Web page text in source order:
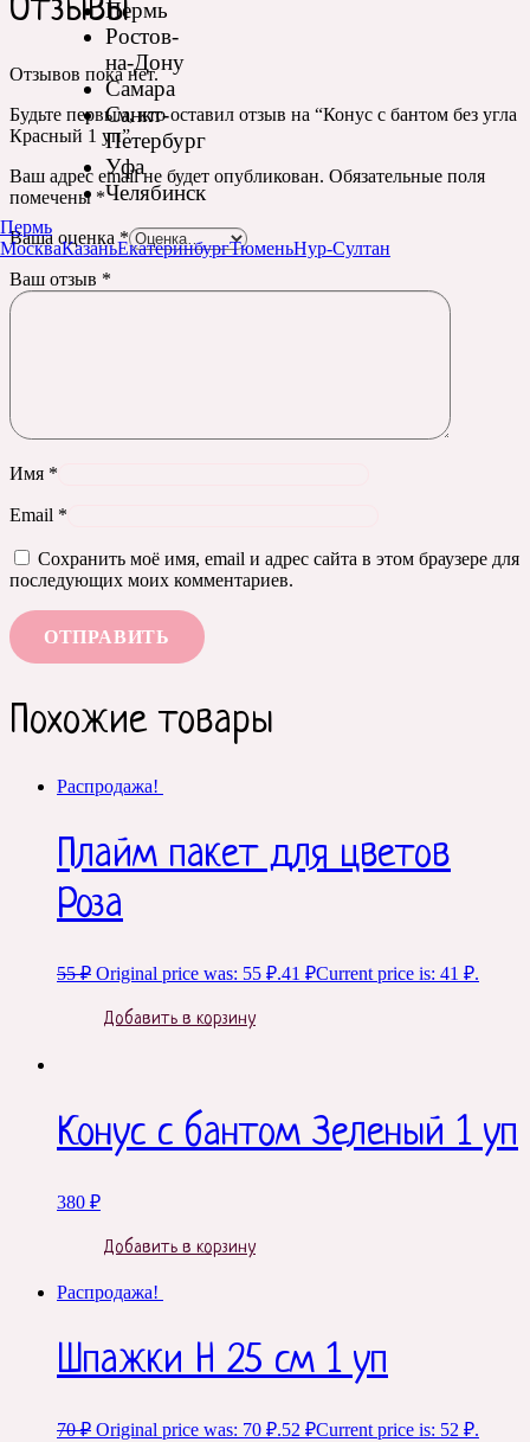
Пермь
Ростов-
на-Дону
Самара
Санкт-
Петербург
Уфа
Челябинск
Пермь
МоскваКазаньЕкатеринбургТюменьНур-Султан
Отзывы
Отзывов пока нет.
Будьте первым, кто оставил отзыв на “Конус с бантом без угла
Красный 1 уп”
Ваш адрес email не будет опубликован. Обязательные поля
помечены *
Ваша оценка*
Ваш отзыв *
Имя *
Email *
Сохранить моё имя, email и адрес сайта в этом браузере для
последующих моих комментариев.
Похожие товары
Распродажа!
Плайм пакет для цветов
Роза
55₽ Original price was: 55 ₽.41 ₽Current price is: 41 ₽.
Добавить в корзину
Конус с бантом Зеленый 1 уп
380 ₽
Добавить в корзину
Распродажа!
Шпажки H 25 см 1 уп
70₽ Original price was: 70 ₽.52 ₽Current price is: 52 ₽.